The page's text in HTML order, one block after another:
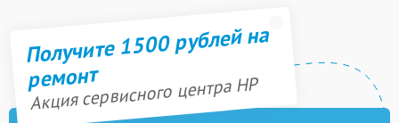
Получите 1500 рублей на
ремонт
Акция сервисного центра HP